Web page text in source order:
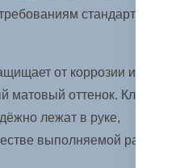
стандартов
от коррозии и
матовый оттенок. Ключи
лежат в руке,
выполняемой работы.